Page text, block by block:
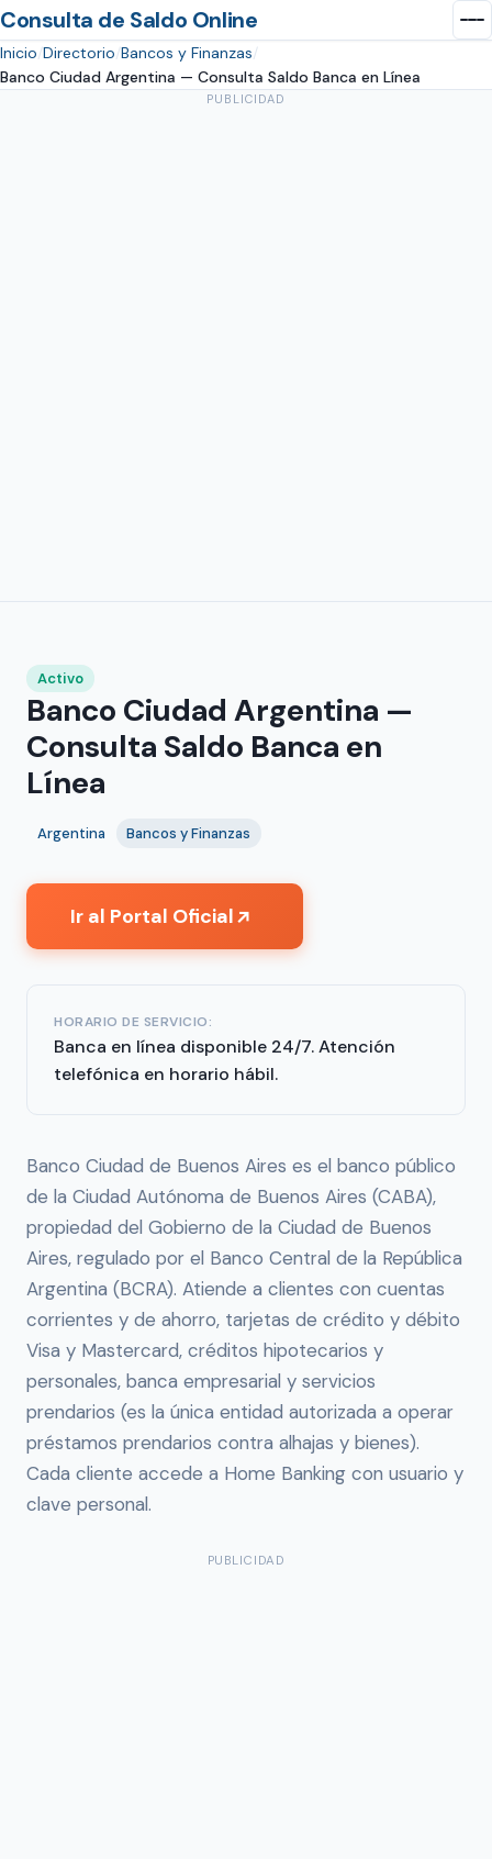
Consulta de Saldo Online
Inicio Directorio Bancos y Finanzas
Banco Ciudad Argentina — Consulta Saldo Banca en Línea
PUBLICIDAD
Activo
Banco Ciudad Argentina —
Consulta Saldo Banca en
Línea
Argentina Bancos y Finanzas
Ir al Portal Oficial↗
HORARIO DE SERVICIO:
Banca en línea disponible 24/7. Atención
telefónica en horario hábil.
Banco Ciudad de Buenos Aires es el banco público
de la Ciudad Autónoma de Buenos Aires (CABA),
propiedad del Gobierno de la Ciudad de Buenos
Aires, regulado por el Banco Central de la República
Argentina (BCRA). Atiende a clientes con cuentas
corrientes y de ahorro, tarjetas de crédito y débito
Visa y Mastercard, créditos hipotecarios y
personales, banca empresarial y servicios
prendarios (es la única entidad autorizada a operar
préstamos prendarios contra alhajas y bienes).
Cada cliente accede a Home Banking con usuario y
clave personal.
PUBLICIDAD